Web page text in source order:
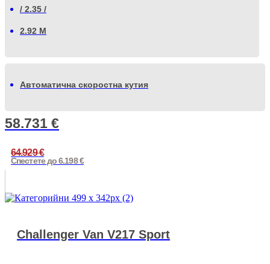
/ 2.35 /
2.92 М
Автоматична скоростна кутия
58.731 €
64.929€
Спестете до 6.198 €
Challenger Van V217 Sport